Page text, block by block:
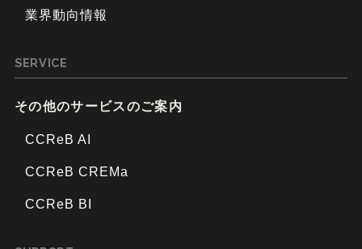
業界動向情報
SERVICE
その他のサービスのご案内
CCReB AI
CCReB CREMa
CCReB BI